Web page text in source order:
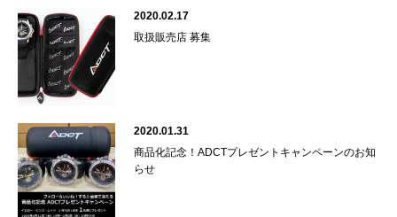
2020.02.17
取扱販売店 募集
2020.01.31
商品化記念！ADCTプレゼントキャンペーンのお知
らせ